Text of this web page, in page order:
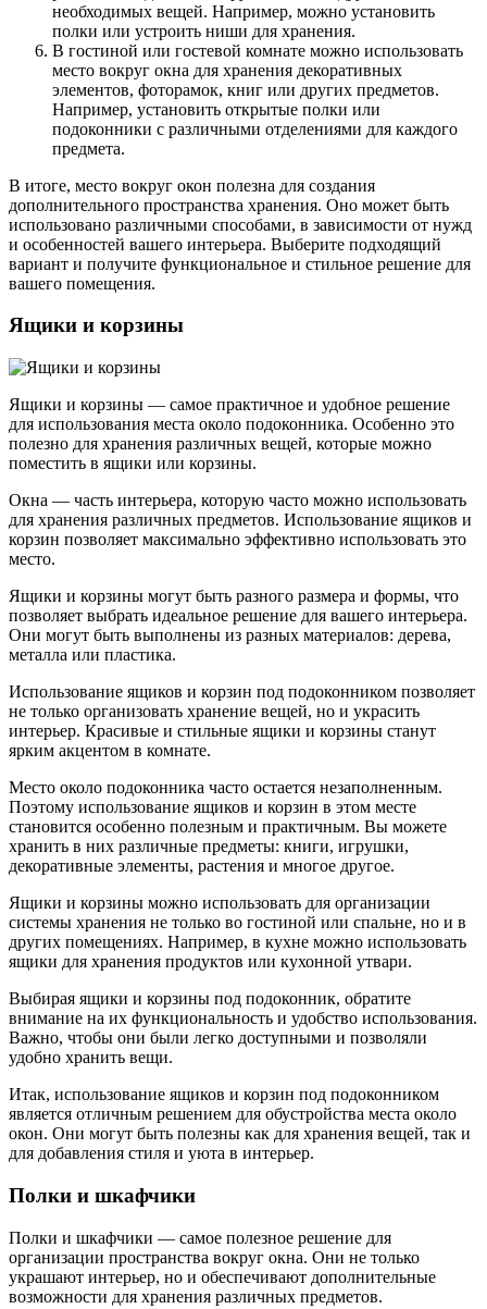
необходимых вещей. Например, можно установить
полки или устроить ниши для хранения.
В гостиной или гостевой комнате можно использовать
место вокруг окна для хранения декоративных
элементов, фоторамок, книг или других предметов.
Например, установить открытые полки или
подоконники с различными отделениями для каждого
предмета.
В итоге, место вокруг окон полезна для создания
дополнительного пространства хранения. Оно может быть
использовано различными способами, в зависимости от нужд
и особенностей вашего интерьера. Выберите подходящий
вариант и получите функциональное и стильное решение для
вашего помещения.
Ящики и корзины
Ящики и корзины — самое практичное и удобное решение
для использования места около подоконника. Особенно это
полезно для хранения различных вещей, которые можно
поместить в ящики или корзины.
Окна — часть интерьера, которую часто можно использовать
для хранения различных предметов. Использование ящиков и
корзин позволяет максимально эффективно использовать это
место.
Ящики и корзины могут быть разного размера и формы, что
позволяет выбрать идеальное решение для вашего интерьера.
Они могут быть выполнены из разных материалов: дерева,
металла или пластика.
Использование ящиков и корзин под подоконником позволяет
не только организовать хранение вещей, но и украсить
интерьер. Красивые и стильные ящики и корзины станут
ярким акцентом в комнате.
Место около подоконника часто остается незаполненным.
Поэтому использование ящиков и корзин в этом месте
становится особенно полезным и практичным. Вы можете
хранить в них различные предметы: книги, игрушки,
декоративные элементы, растения и многое другое.
Ящики и корзины можно использовать для организации
системы хранения не только во гостиной или спальне, но и в
других помещениях. Например, в кухне можно использовать
ящики для хранения продуктов или кухонной утвари.
Выбирая ящики и корзины под подоконник, обратите
внимание на их функциональность и удобство использования.
Важно, чтобы они были легко доступными и позволяли
удобно хранить вещи.
Итак, использование ящиков и корзин под подоконником
является отличным решением для обустройства места около
окон. Они могут быть полезны как для хранения вещей, так и
для добавления стиля и уюта в интерьер.
Полки и шкафчики
Полки и шкафчики — самое полезное решение для
организации пространства вокруг окна. Они не только
украшают интерьер, но и обеспечивают дополнительные
возможности для хранения различных предметов.